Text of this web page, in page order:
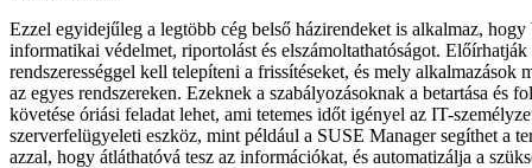
Ezzel egyidejűleg a legtöbb cég belső házirendeket is alkalmaz, hogy
informatikai védelmet, riportolást és elszámoltathatóságot.
rendszerességgel kell telepíteni a frissítéseket, és mely alkalmazások
az egyes rendszereken. Ezeknek a szabályozásoknak a betartása és
követése óriási feladat lehet, ami tetemes időt igényel az IT-
szerverfelügyeleti eszköz, mint például a SUSE Manager segíthet a
azzal, hogy átláthatóvá tesz az információkat, és automatizálja a